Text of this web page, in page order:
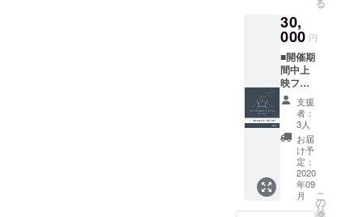
ただき
ます。
★全リ
ターン
「上乗
せ支
援」が
可能で
す。
ださ
い。 ■
上映前
のオー
プニン
グクレ
ジット
映像に
掲載 ※
上映前
に巨大
スク
リーン
にお名
前がな
オリジ
ナルス
カーご
提供 ※
白黒1枚
づつ ■
お礼の
メッ
セージ
※ 主催
者より
感謝の
メッ
セージ
夜でも
いいで
す。お
すすめ
は夜で
す。夜
な夜な
前原で
のんで
きまし
たの
で、だ
いたい
のジャ
ンルい
ン超単
焦点な
ど用途
にあわ
せてプ
ロジェ
クター
レンタ
ルいた
しま
す。レ
ンズも
数種類
ほどご
ざいま
す。
30,
000 円
■開催期
間中上
映フ
リーパ
スチ
ケット
（個
人） ※
開催期
間中の
フリー
パスチ
ケット
支援
者：
3人
お届
け予
定：
2020
年09
月
こ
の
リ